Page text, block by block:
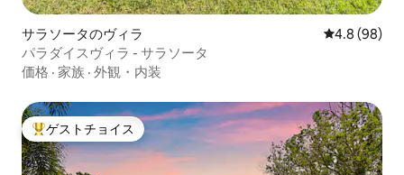
サラソータのヴィラ レビュー98
4.8 (98)
パラダイスヴィラ - サラソータ
価格 · 家族 · 外観・内装
大好評のゲストチョイスです。
ゲストチョイス